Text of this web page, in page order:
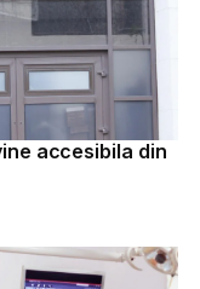
accesibila din